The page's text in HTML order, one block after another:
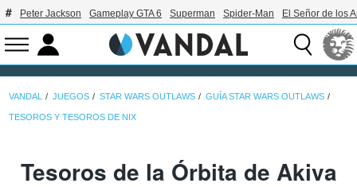
Peter Jackson Gameplay GTA 6 Superman Spider-Man El Señor de los
VANDAL JUEGOS STAR WARS OUTLAWS GUÍA STAR WARS OUTLAWS
TESOROS Y TESOROS DE NIX
Tesoros de la Órbita de Akiva